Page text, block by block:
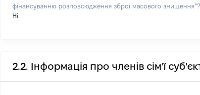
фінансуванню розповсюдження зброї масового знищення”?
Ні
2.2. Інформація про членів сім'ї